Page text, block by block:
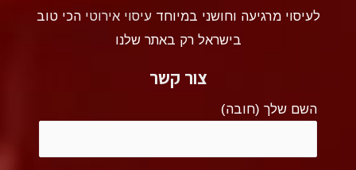
לעיסוי מרגיעה וחושני במיוחדעיסוי אירוטי הכי טוב
בישראל רק באתר שלנו
צור קשר
השם שלך (חובה)